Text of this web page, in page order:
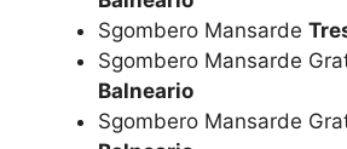
Sgombero Mansarde
Sgombero Mansarde
Balneario
Sgombero Mansarde